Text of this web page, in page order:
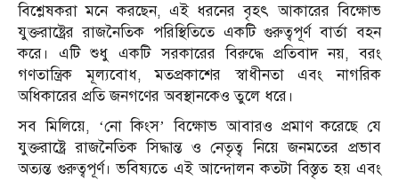
বিশ্লেষকরা মনে করছেন, এই ধরনের বৃহৎ আকারের বিক্ষোভ
যুক্তরাষ্ট্রের রাজনৈতিক পরিস্থিতিতে একটি গুরুত্বপূর্ণ বার্তা বহন
করে। এটি শুধু একটি সরকারের বিরুদ্ধে প্রতিবাদ নয়, বরং
গণতান্ত্রিক মূল্যবোধ, মতপ্রকাশের স্বাধীনতা এবং নাগরিক
অধিকারের প্রতি জনগণের অবস্থানকেও তুলে ধরে।
সব মিলিয়ে, ‘নো কিংস’ বিক্ষোভ আবারও প্রমাণ করেছে যে
যুক্তরাষ্ট্রে রাজনৈতিক সিদ্ধান্ত ও নেতৃত্ব নিয়ে জনমতের প্রভাব
অত্যন্ত গুরুত্বপূর্ণ। ভবিষ্যতে এই আন্দোলন কতটা বিস্তৃত হয় এবং